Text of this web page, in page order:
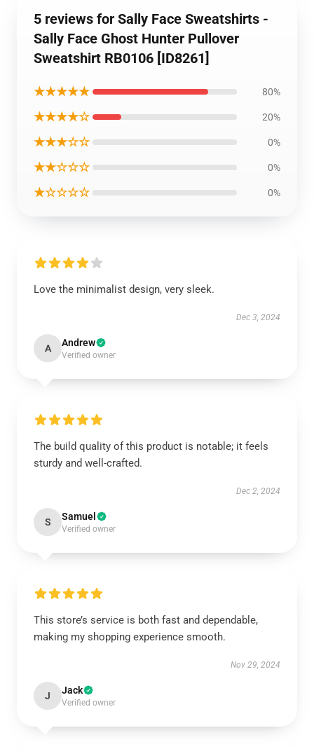
5 reviews for Sally Face Sweatshirts -
Sally Face Ghost Hunter Pullover
Sweatshirt RB0106 [ID8261]
★★★★★ 80%
★★★★☆ 20%
★★★☆☆ 0%
★★☆☆☆ 0%
★☆☆☆☆ 0%
Love the minimalist design, very sleek.
Dec 3, 2024
A Andrew
Verified owner
The build quality of this product is notable; it feels
sturdy and well-crafted.
Dec 2, 2024
S Samuel
Verified owner
This store’s service is both fast and dependable,
making my shopping experience smooth.
Nov 29, 2024
J Jack
Verified owner